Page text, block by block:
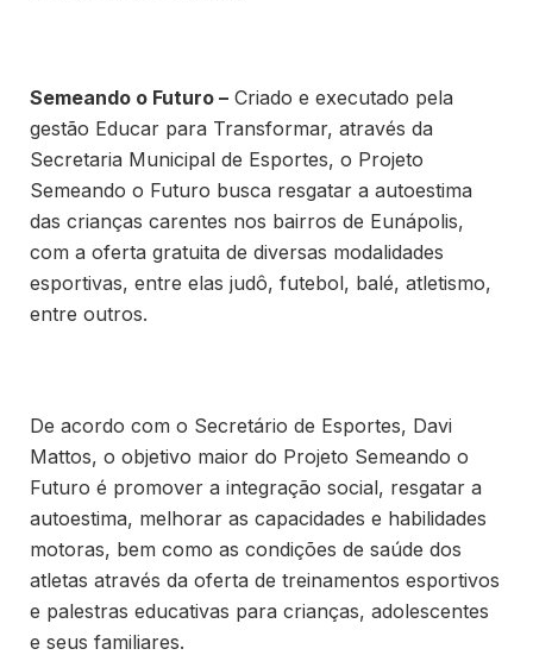
Semeando o Futuro – Criado e executado pela
gestão Educar para Transformar, através da
Secretaria Municipal de Esportes, o Projeto
Semeando o Futuro busca resgatar a autoestima
das crianças carentes nos bairros de Eunápolis,
com a oferta gratuita de diversas modalidades
esportivas, entre elas judô, futebol, balé, atletismo,
entre outros.
De acordo com o Secretário de Esportes, Davi
Mattos, o objetivo maior do Projeto Semeando o
Futuro é promover a integração social, resgatar a
autoestima, melhorar as capacidades e habilidades
motoras, bem como as condições de saúde dos
atletas através da oferta de treinamentos esportivos
e palestras educativas para crianças, adolescentes
e seus familiares.